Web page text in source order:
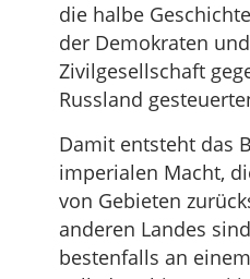
die halbe
der Demokraten
Zivilgesellschaft
Russland
Damit entsteht das
imperialen Macht,
von Gebieten
anderen Landes
bestenfalls an